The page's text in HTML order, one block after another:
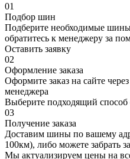
01
Подбор шин
Подберите необходимые
обратитесь к менеджеру за
Оставить заявку
02
Оформление заказа
Оформите заказ на сайте
менеджера
Выберите подходящий способ
03
Получение заказа
Доставим шины по вашему
100км), либо можете забрать
Мы актуализируем цены на